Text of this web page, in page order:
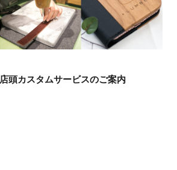
店頭カスタムサービスのご案内